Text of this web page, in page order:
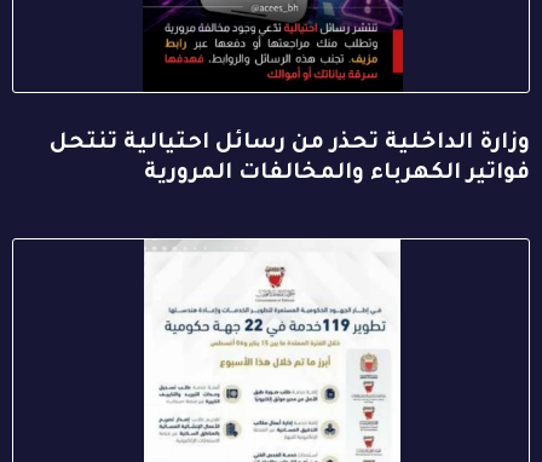
وزارة الداخلية تحذر من رسائل احتيالية تنتحل
فواتير الكهرباء والمخالفات المرورية